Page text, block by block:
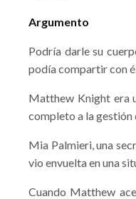
Argumento
Podría darle su
podía compartir con
Matthew Knight era
completo a la gestión
Mia Palmieri, una
vio envuelta en una
Cuando Matthew